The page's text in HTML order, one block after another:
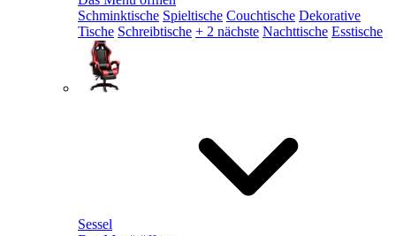
Schminktische Spieltische Couchtische Dekorative
Tische Schreibtische + 2 nächste Nachttische Esstische
Sessel